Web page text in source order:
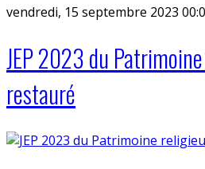
vendredi, 15 septembre 2023
JEP 2023 du
restauré